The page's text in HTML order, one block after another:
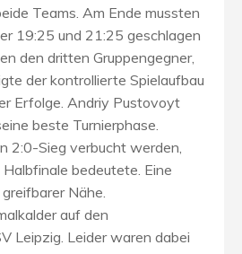
Teams. Am Ende mussten
19:25 und 21:25 geschlagen
den dritten Gruppengegner,
der kontrollierte Spielaufbau
Erfolge. Andriy Pustovoyt
beste Turnierphase.
2:0-Sieg verbucht werden,
bedeutete. Eine
Nähe.
auf den
Leipzig. Leider waren dabei